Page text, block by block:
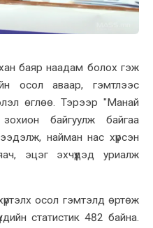
баяр наадам болох гэж
осол аваар, гэмтлээс
өглөө. Тэрээр "Манай
байгуулж байгаа
найман нас хүрсэн
эцэг эхчүүдэд уриалж
осол гэмтэлд өртөж
статистик 482 байна.